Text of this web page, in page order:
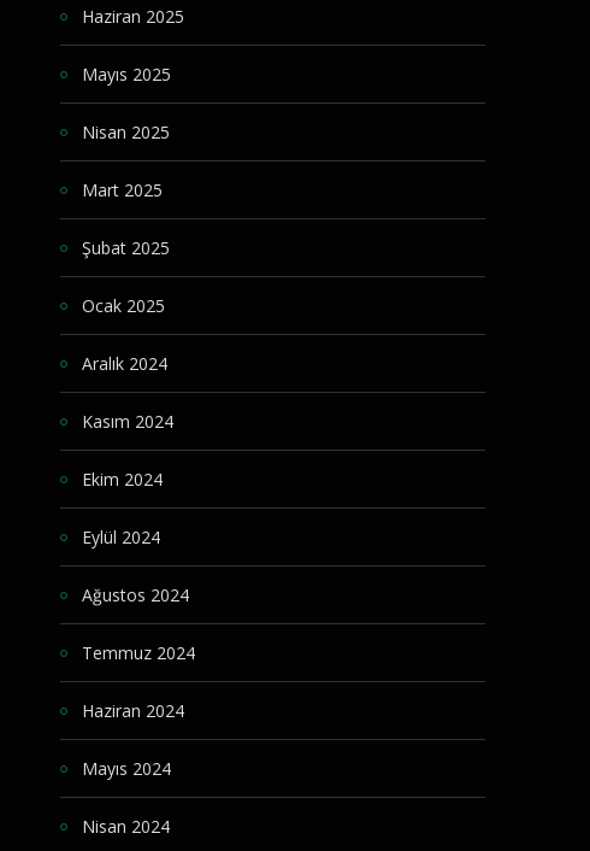
Haziran 2025
Mayıs 2025
Nisan 2025
Mart 2025
Şubat 2025
Ocak 2025
Aralık 2024
Kasım 2024
Ekim 2024
Eylül 2024
Ağustos 2024
Temmuz 2024
Haziran 2024
Mayıs 2024
Nisan 2024